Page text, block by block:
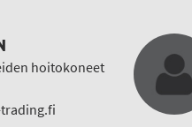
hoitokoneet